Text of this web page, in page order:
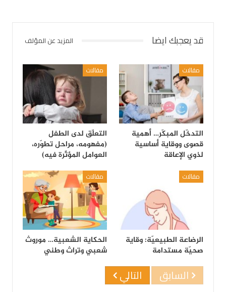
قد يعجبك ايضا المزيد عن المؤلف
مقالات
التدخّل المبكّر… أهمية
قصوى ووقاية أساسية
لذوي الإعاقة
مقالات
التعلّق لدى الطفل
(مفهومه، مراحل تطوّره،
العوامل المؤثّرة فيه)
مقالات
الرضاعة الطبيعيّة: وقاية
صحيّة مستدامة
مقالات
الحكاية الشعبية… موروث
شعبي وتراث وطني
السابق التالي